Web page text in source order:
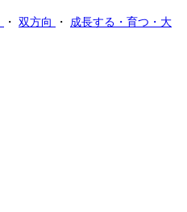
・ 双方向 ・ 成長する・育つ・大